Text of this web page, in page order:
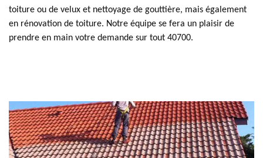
toiture ou de velux et nettoyage de gouttière, mais également
en rénovation de toiture. Notre équipe se fera un plaisir de
prendre en main votre demande sur tout 40700.